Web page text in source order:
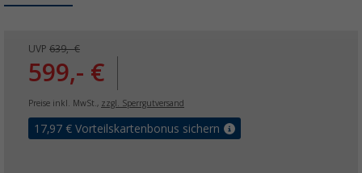
UVP 639,- €
599,- €
Preise inkl. MwSt., zzgl. Sperrgutversand
17,97 € Vorteilskartenbonus sichern